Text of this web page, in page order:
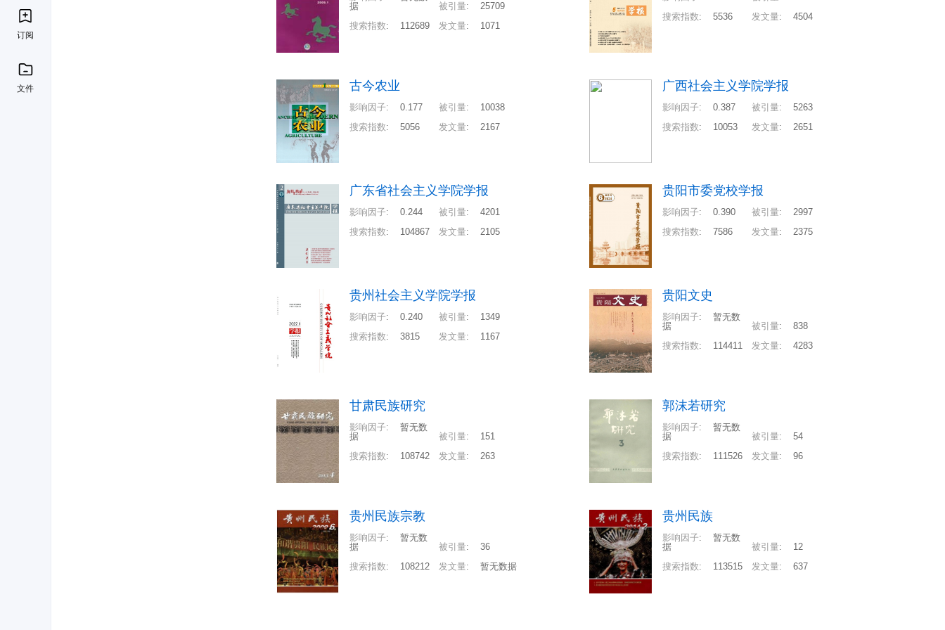
订阅
文件
据
被引量:
25709
搜索指数: 112689 发文量: 1071
搜索指数: 5536 发文量: 4504
古今农业
影响因子: 0.177 被引量:
10038
搜索指数: 5056 发文量: 2167
广西社会主义学院学报
影响因子: 0.387 被引量:
5263
搜索指数: 10053 发文量: 2651
广东省社会主义学院学报
影响因子: 0.244 被引量:
4201
搜索指数: 104867 发文量: 2105
贵阳市委党校学报
影响因子: 0.390 被引量:
2997
搜索指数: 7586 发文量: 2375
贵州社会主义学院学报
影响因子: 0.240 被引量:
1349
搜索指数: 3815 发文量: 1167
贵阳文史
影响因子:
暂无数
据
被引量:
838
搜索指数: 114411 发文量: 4283
甘肃民族研究
影响因子:
暂无数
据
被引量:
151
搜索指数: 108742 发文量: 263
郭沫若研究
影响因子:
暂无数
据
被引量:
54
搜索指数: 111526 发文量: 96
贵州民族宗教
影响因子:
暂无数
据
被引量:
36
搜索指数: 108212 发文量: 暂无数据
贵州民族
影响因子:
暂无数
据
被引量:
12
搜索指数: 113515 发文量: 637